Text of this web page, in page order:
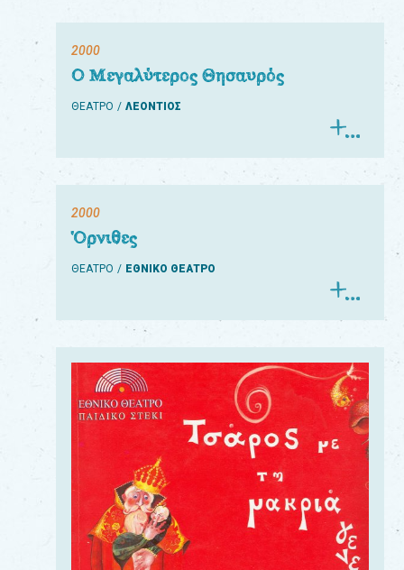
2000
Ο Μεγαλύτερος Θησαυρός
ΘΕΑΤΡΟ ΛΕΟΝΤΙΟΣ
2000
Όρνιθες
ΘΕΑΤΡΟ ΕΘΝΙΚΟ ΘΕΑΤΡΟ